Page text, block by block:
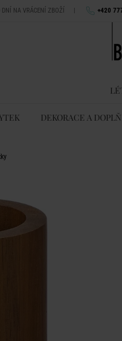
DNÍ NA VRÁCENÍ ZBOŽÍ | +420
DEKORACE A